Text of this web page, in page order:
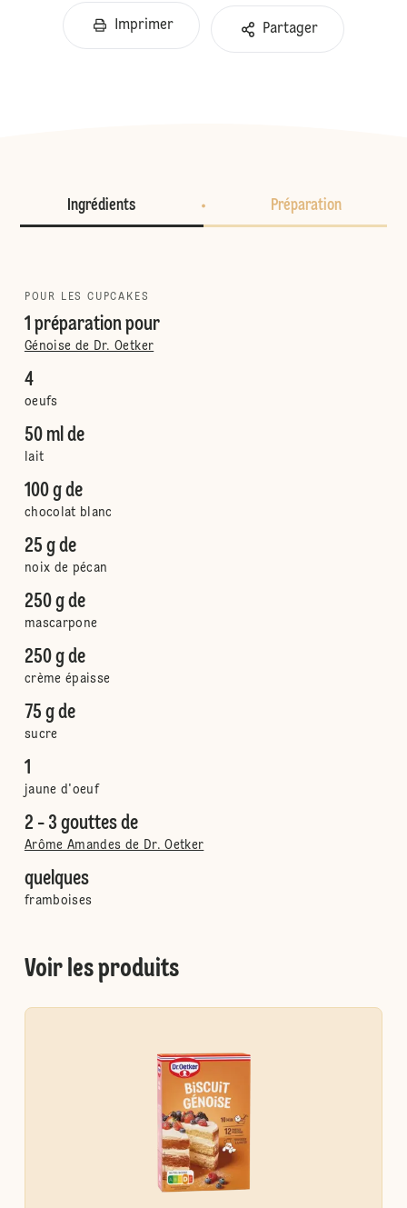
Imprimer Partager
Ingrédients Préparation
POUR LES CUPCAKES
1 préparation pour
Génoise de Dr. Oetker
4
oeufs
50 ml de
lait
100 g de
chocolat blanc
25 g de
noix de pécan
250 g de
mascarpone
250 g de
crème épaisse
75 g de
sucre
1
jaune d'oeuf
2 - 3 gouttes de
Arôme Amandes de Dr. Oetker
quelques
framboises
Voir les produits